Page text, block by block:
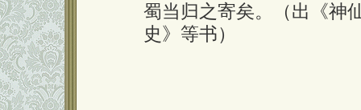
蜀当归之寄矣。（出《神
史》等书）